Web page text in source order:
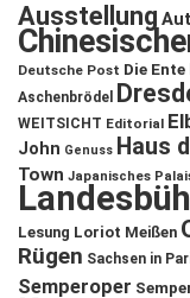
Ausstellung
Deutsche Post Die
Aschenbrödel
WEITSICHT Editorial
John Genuss Haus
Town Japanisches
Lesung Loriot Meißen
Rügen Sachsen in
Semperoper